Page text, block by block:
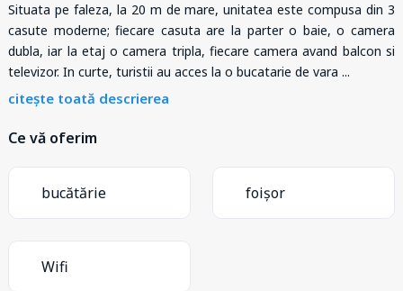
Situata pe faleza, la 20 m de mare, unitatea este compusa din 3
casute moderne; fiecare casuta are la parter o baie, o camera
dubla, iar la etaj o camera tripla, fiecare camera avand balcon si
televizor. In curte, turistii au acces la o bucatarie de vara ...
citește toată descrierea
Ce vă oferim
bucătărie foișor
Wifi